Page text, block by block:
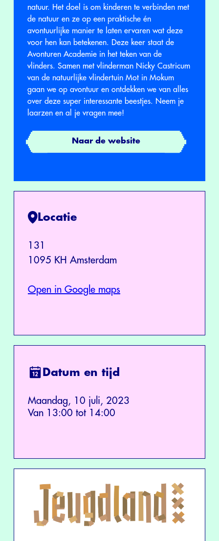
natuur. Het doel is om kinderen te verbinden met
de natuur en ze op een praktische én
avontuurlijke manier te laten ervaren wat deze
voor hen kan betekenen. Deze keer staat de
Avonturen Academie in het teken van de
vlinders. Samen met vlinderman Nicky Castricum
van de natuurlijke vlindertuin Mot in Mokum
gaan we op avontuur en ontdekken we van alles
over deze super interessante beestjes. Neem je
laarzen en al je vragen mee!
Naar de website
Locatie
131
1095 KH Amsterdam
Open in Google maps
Datum en tijd
Maandag, 10 juli, 2023
Van 13:00 tot 14:00